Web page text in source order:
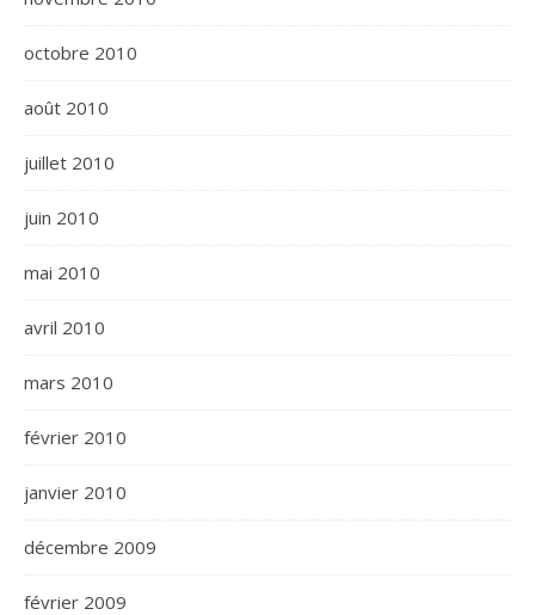
octobre 2010
août 2010
juillet 2010
juin 2010
mai 2010
avril 2010
mars 2010
février 2010
janvier 2010
décembre 2009
février 2009